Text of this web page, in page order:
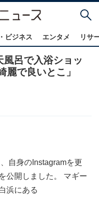
ビジネス エンタメ リサ
呂で入浴ショッ
麗で良いとこ」
自身のInstagramを更
公開しました。 マギー
浜にある